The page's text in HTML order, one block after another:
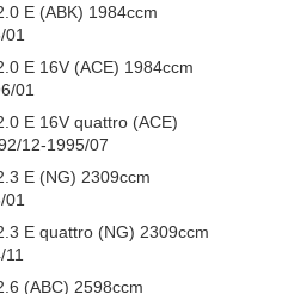
E (ABK) 1984ccm
E 16V (ACE) 1984ccm
01
E 16V quattro (ACE)
12-1995/07
E (NG) 2309ccm
E quattro (NG) 2309ccm
(ABC) 2598ccm